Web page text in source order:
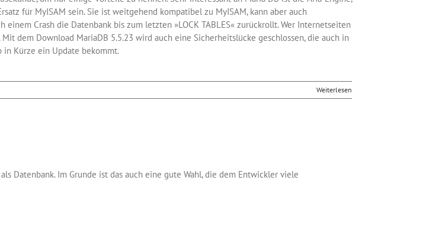
für MyISAM sein. Sie ist weitgehend kompatibel zu MyISAM, kann aber auch
Crash die Datenbank bis zum letzten »LOCK TABLES« zurückrollt. Wer Internetseiten
dem Download MariaDB 5.5.23 wird auch eine Sicherheitslücke geschlossen, die auch in
in Kürze ein Update bekommt.
Weiterlesen
Datenbank. Im Grunde ist das auch eine gute Wahl, die dem Entwickler viele